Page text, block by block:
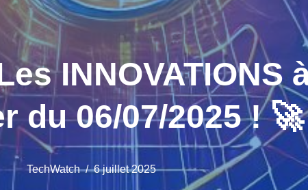
INNOVATIONS
du 06/07/2025 ! 🚀
TechWatch 6 juillet 2025